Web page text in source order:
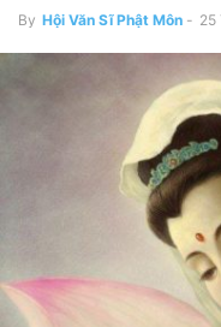
By Hội Văn Sĩ Phật Môn - 25